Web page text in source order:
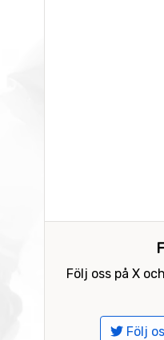
Följ oss på X
Följ